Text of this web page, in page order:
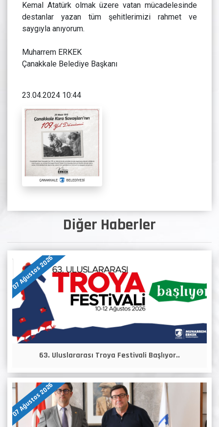
Diğer Haberler
07 Ağustos 2026
63. Uluslararası Troya Festivali Başlıyor..
07 Ağustos 2026
Kemal Atatürk olmak üzere vatan mücadelesinde
destanlar yazan tüm şehitlerimizi rahmet ve
saygıyla anıyorum.
Muharrem ERKEK
Çanakkale Belediye Başkanı
23.04.2024 10:44